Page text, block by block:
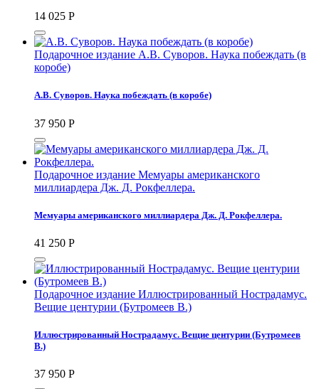
14 025 Р
Подарочное издание А.В. Суворов. Наука побеждать (в
коробе)
А.В. Суворов. Наука побеждать (в коробе)
37 950 Р
Подарочное издание Мемуары американского
миллиардера Дж. Д. Рокфеллера.
Мемуары американского миллиардера Дж. Д. Рокфеллера.
41 250 Р
Подарочное издание Иллюстрированный Нострадамус.
Вещие центурии (Бутромеев В.)
Иллюстрированный Нострадамус. Вещие центурии (Бутромеев
В.)
37 950 Р